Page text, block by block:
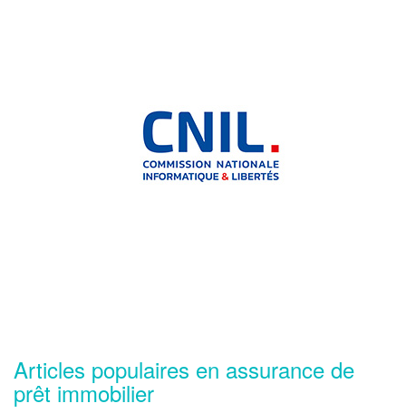
Articles populaires en assurance de
prêt immobilier